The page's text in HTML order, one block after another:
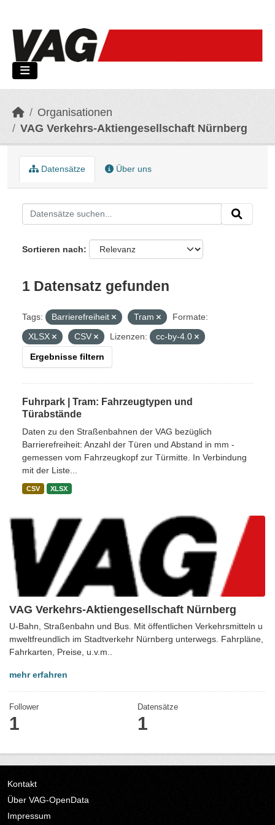
Organisationen
VAG Verkehrs-Aktiengesellschaft Nürnberg
VAG Verkehrs-Aktiengesellschaft Nürnberg
U-Bahn, Straßenbahn und Bus. Mit öffentlichen Verkehrsmitteln u
mweltfreundlich im Stadtverkehr Nürnberg unterwegs. Fahrpläne,
Fahrkarten, Preise, u.v.m..
mehr erfahren
Follower
1
Datensätze
1
Datensätze Über uns
Sortieren nach
1 Datensatz gefunden
Tags: Barrierefreiheit Tram
Formate:
XLSX
CSV Lizenzen: cc-by-4.0
Ergebnisse filtern
Fuhrpark | Tram: Fahrzeugtypen und
Türabstände
Daten zu den Straßenbahnen der VAG bezüglich
Barrierefreiheit: Anzahl der Türen und Abstand in mm -
gemessen vom Fahrzeugkopf zur Türmitte. In Verbindung
mit der Liste...
CSV XLSX
Kontakt
Über VAG-OpenData
Impressum